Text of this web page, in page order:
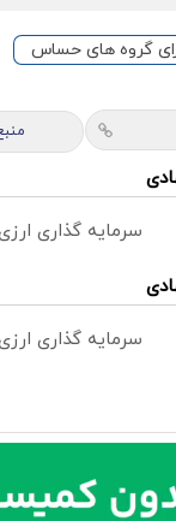
گروه های حساس
سرمایه گذاری
سرمایه گذاری